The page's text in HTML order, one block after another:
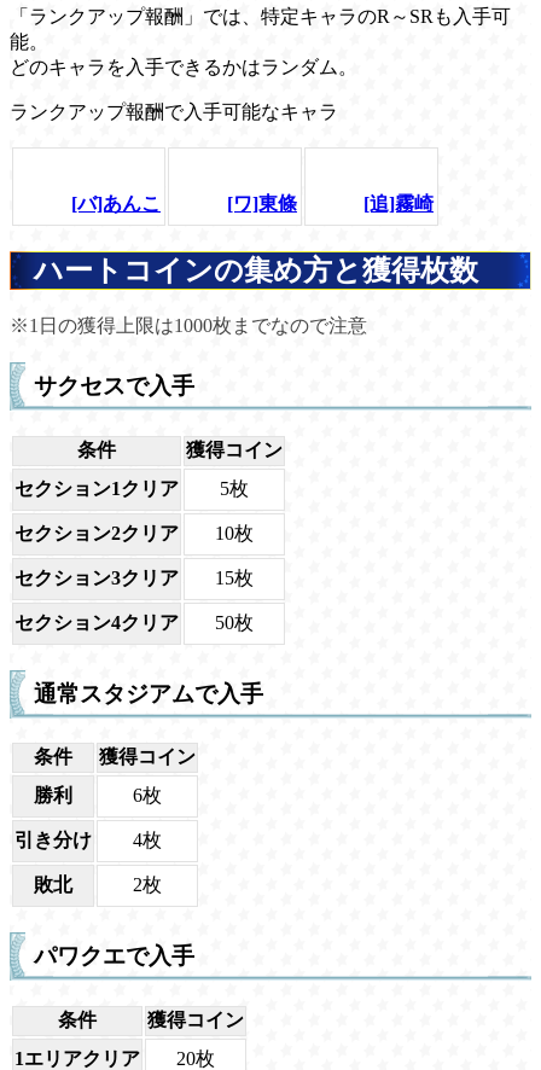
「ランクアップ報酬」では、特定キャラのR～SRも入手可
能。
どのキャラを入手できるかはランダム。
ランクアップ報酬で入手可能なキャラ
[バ]あんこ [ワ]東條 [追]霧崎
ハートコインの集め方と獲得枚数
※1日の獲得上限は1000枚までなので注意
サクセスで入手
条件
獲得コイン
セクション1クリア
5枚
セクション2クリア 10枚
セクション3クリア 15枚
セクション4クリア 50枚
通常スタジアムで入手
条件
獲得コイン
勝利
6枚
引き分け 4枚
敗北 2枚
パワクエで入手
条件
獲得コイン
1エリアクリア
20枚